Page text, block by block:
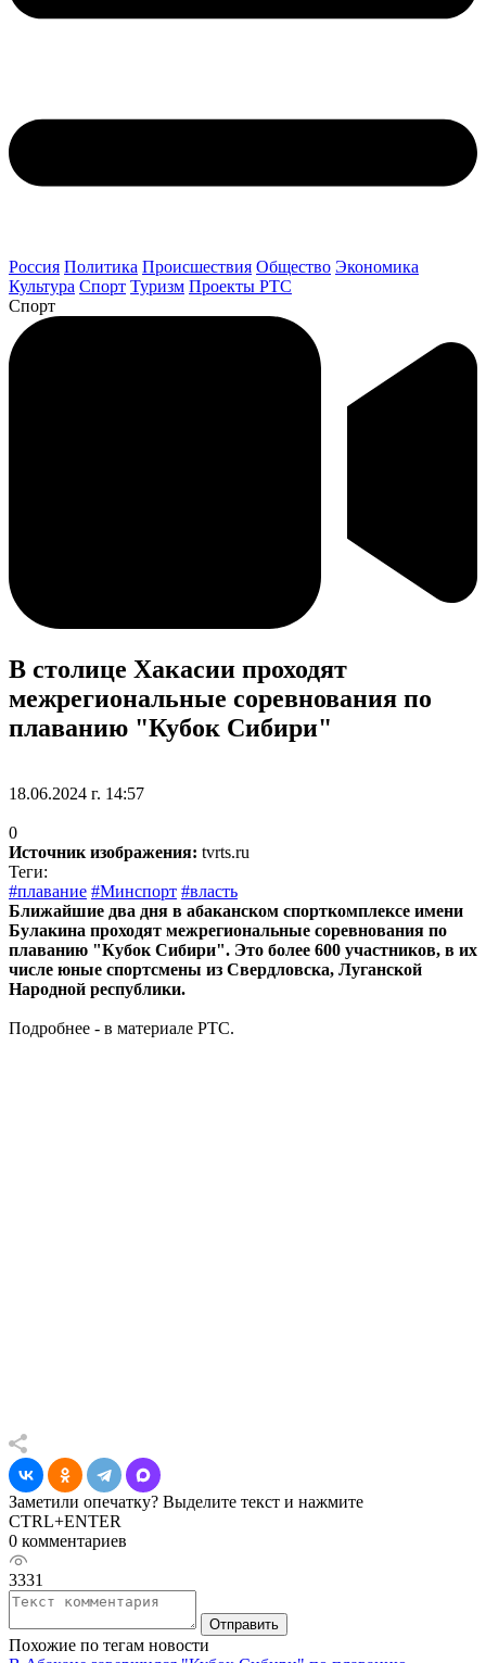
Россия Политика Происшествия Общество Экономика
Культура Спорт Туризм Проекты РТС
Спорт
В столице Хакасии проходят
межрегиональные соревнования по
плаванию "Кубок Сибири"
18.06.2024 г. 14:57
0
Источник изображения: tvrts.ru
Теги:
#плавание #Минспорт #власть
Ближайшие два дня в абаканском спорткомплексе имени
Булакина проходят межрегиональные соревнования по
плаванию "Кубок Сибири". Это более 600 участников, в их
числе юные спортсмены из Свердловска, Луганской
Народной республики.
Подробнее - в материале РТС.
Заметили опечатку? Выделите текст и нажмите
CTRL+ENTER
0 комментариев
3331
Отправить
Похожие по тегам новости